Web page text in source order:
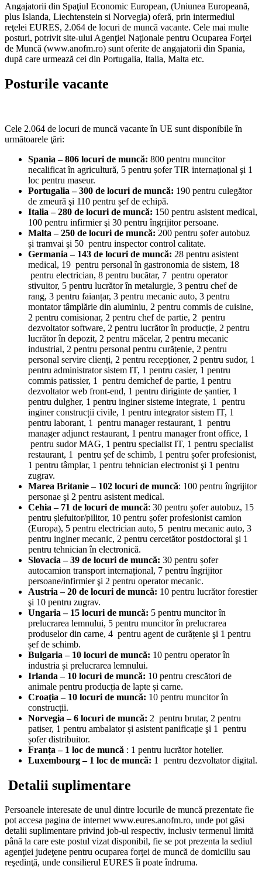
Angajatorii din Spaţiul Economic European, (Uniunea Europeană,
plus Islanda, Liechtenstein si Norvegia) oferă, prin intermediul
reţelei EURES, 2.064 de locuri de muncă vacante. Cele mai multe
posturi, potrivit site-ului Agenţiei Naţionale pentru Ocuparea Forţei
de Muncă (www.anofm.ro) sunt oferite de angajatorii din Spania,
după care urmează cei din Portugalia, Italia, Malta etc.
Posturile vacante
Cele 2.064 de locuri de muncă vacante în UE sunt disponibile în
următoarele ţări:
Spania –806 locuri de muncă: 800 pentru muncitor
necalificat în agricultură, 5 pentru șofer TIR internațional şi 1
loc pentru maseur.
Portugalia – 300 de locuri de muncă: 190 pentru culegător
de zmeură şi 110 pentru șef de echipă.
Italia – 280 de locuri de muncă: 150 pentru asistent medical,
100 pentru infirmier şi 30 pentru îngrijitor persoane.
Malta – 250 de locuri de muncă: 200 pentru șofer autobuz
și tramvai şi 50 pentru inspector control calitate.
Germania – 143 de locuri de muncă: 28 pentru asistent
medical, 19 pentru personal în gastronomia de sistem, 18
pentru electrician, 8 pentru bucătar, 7 pentru operator
stivuitor, 5 pentru lucrător în metalurgie, 3 pentru chef de
rang, 3 pentru faianțar, 3 pentru mecanic auto, 3 pentru
montator tâmplărie din aluminiu, 2 pentru commis de cuisine,
2 pentru comisionar, 2 pentru chef de partie, 2 pentru
dezvoltator software, 2 pentru lucrător în producție, 2 pentru
lucrător în depozit, 2 pentru măcelar, 2 pentru mecanic
industrial, 2 pentru personal pentru curățenie, 2 pentru
personal servire clienți, 2 pentru recepționer, 2 pentru sudor, 1
pentru administrator sistem IT, 1 pentru casier, 1 pentru
commis patissier, 1 pentru demichef de partie, 1 pentru
dezvoltator web front-end, 1 pentru diriginte de șantier, 1
pentru dulgher, 1 pentru inginer sisteme integrate, 1 pentru
inginer construcții civile, 1 pentru integrator sistem IT, 1
pentru laborant, 1 pentru manager restaurant, 1 pentru
manager adjunct restaurant, 1 pentru manager front office, 1
pentru sudor MAG, 1 pentru specialist IT, 1 pentru specialist
restaurant, 1 pentru șef de schimb, 1 pentru șofer profesionist,
1 pentru tâmplar, 1 pentru tehnician electronist şi 1 pentru
zugrav.
Marea Britanie – 102 locuri de muncă: 100 pentru îngrijitor
personae şi 2 pentru asistent medical.
Cehia – 71 de locuri de muncă: 30 pentru șofer autobuz, 15
pentru șlefuitor/pilitor, 10 pentru șofer profesionist camion
(Europa), 5 pentru electrician auto, 5 pentru mecanic auto, 3
pentru inginer mecanic, 2 pentru cercetător postdoctoral şi 1
pentru tehnician în electronică.
Slovacia – 39 de locuri de muncă: 30 pentru șofer
autocamion transport internațional, 7 pentru îngrijitor
persoane/infirmier şi 2 pentru operator mecanic.
Austria – 20 de locuri de muncă: 10 pentru lucrător forestier
şi 10 pentru zugrav.
Ungaria – 15 locuri de muncă: 5 pentru muncitor în
prelucrarea lemnului, 5 pentru muncitor în prelucrarea
produselor din carne, 4 pentru agent de curățenie şi 1 pentru
șef de schimb.
Bulgaria – 10 locuri de muncă: 10 pentru operator în
industria și prelucrarea lemnului.
Irlanda – 10 locuri de muncă: 10 pentru crescători de
animale pentru producția de lapte și carne.
Croația – 10 locuri de muncă: 10 pentru muncitor în
construcții.
Norvegia – 6 locuri de muncă: 2 pentru brutar, 2 pentru
patiser, 1 pentru ambalator și asistent panificație şi 1
pentru
șofer distribuitor.
Franța – 1 loc de muncă : 1 pentru lucrător hotelier.
Luxembourg – 1 loc de muncă: 1 pentru dezvoltator digital.
Detalii suplimentare
Persoanele interesate de unul dintre locurile de muncă prezentate fie
pot accesa pagina de internet www.eures.anofm.ro, unde pot găsi
detalii suplimentare privind job-ul respectiv, inclusiv termenul limită
până la care este postul vizat disponibil, fie se pot prezenta la sediul
agenţiei judeţene pentru ocuparea forţei de muncă de domiciliu sau
reşedinţă, unde consilierul EURES îi poate îndruma.